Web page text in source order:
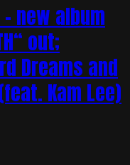
– new album
out;
Dreams and
Kam Lee)